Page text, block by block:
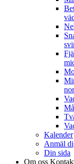
Kalender
Anmäl
Din sida
Om oss